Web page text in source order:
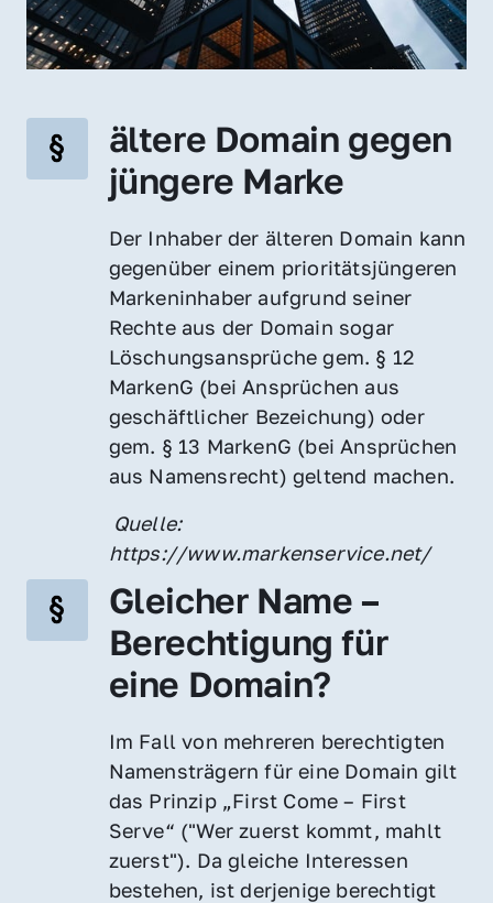
ältere Domain gegen
jüngere Marke
Der Inhaber der älteren Domain kann
gegenüber einem prioritätsjüngeren
Markeninhaber aufgrund seiner
Rechte aus der Domain sogar
Löschungsansprüche gem. § 12
MarkenG (bei Ansprüchen aus
geschäftlicher Bezeichung) oder
gem. § 13 MarkenG (bei Ansprüchen
aus Namensrecht) geltend machen.
https://www.markenservice.net/
Gleicher Name –
Berechtigung für
eine Domain?
Im Fall von mehreren berechtigten
Namensträgern für eine Domain gilt
das Prinzip „First Come – First
Serve“ ("Wer zuerst kommt, mahlt
zuerst"). Da gleiche Interessen
bestehen, ist derjenige berechtigt